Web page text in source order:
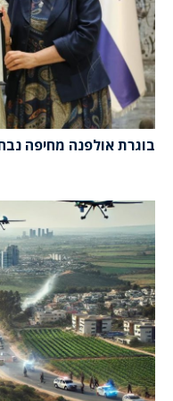
בוגרת אולפנה מחיפה